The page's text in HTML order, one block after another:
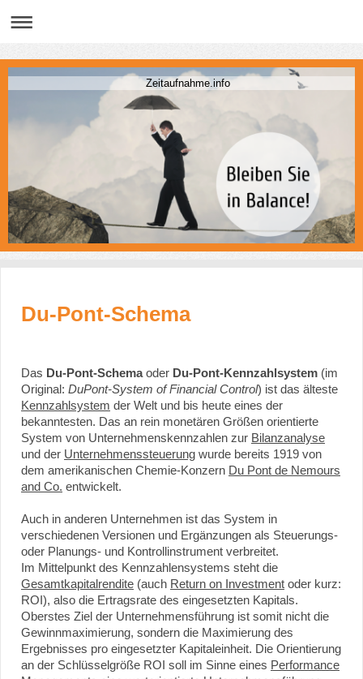
Zeitaufnahme.info
Du-Pont-Schema
Das Du-Pont-Schemaoder Du-Pont-Kennzahlsystem (im
Original: DuPont-System of Financial Control) ist das älteste
Kennzahlsystem der Welt und bis heute eines der
bekanntesten. Das an rein monetären Größen orientierte
System von Unternehmenskennzahlen zur Bilanzanalyse
und der Unternehmenssteuerung wurde bereits 1919 von
dem amerikanischen Chemie-Konzern Du Pont de Nemours
and Co. entwickelt.
Auch in anderen Unternehmen ist das System in
verschiedenen Versionen und Ergänzungen als Steuerungs-
oder Planungs- und Kontrollinstrument verbreitet.
Im Mittelpunkt des Kennzahlensystems steht die
Gesamtkapitalrendite (auch Return on Investment oder kurz:
ROI), also die Ertragsrate des eingesetzten Kapitals.
Oberstes Ziel der Unternehmensführung ist somit nicht die
Gewinnmaximierung, sondern die Maximierung des
Ergebnisses pro eingesetzter Kapitaleinheit. Die Orientierung
an der Schlüsselgröße ROI soll im Sinne eines Performance